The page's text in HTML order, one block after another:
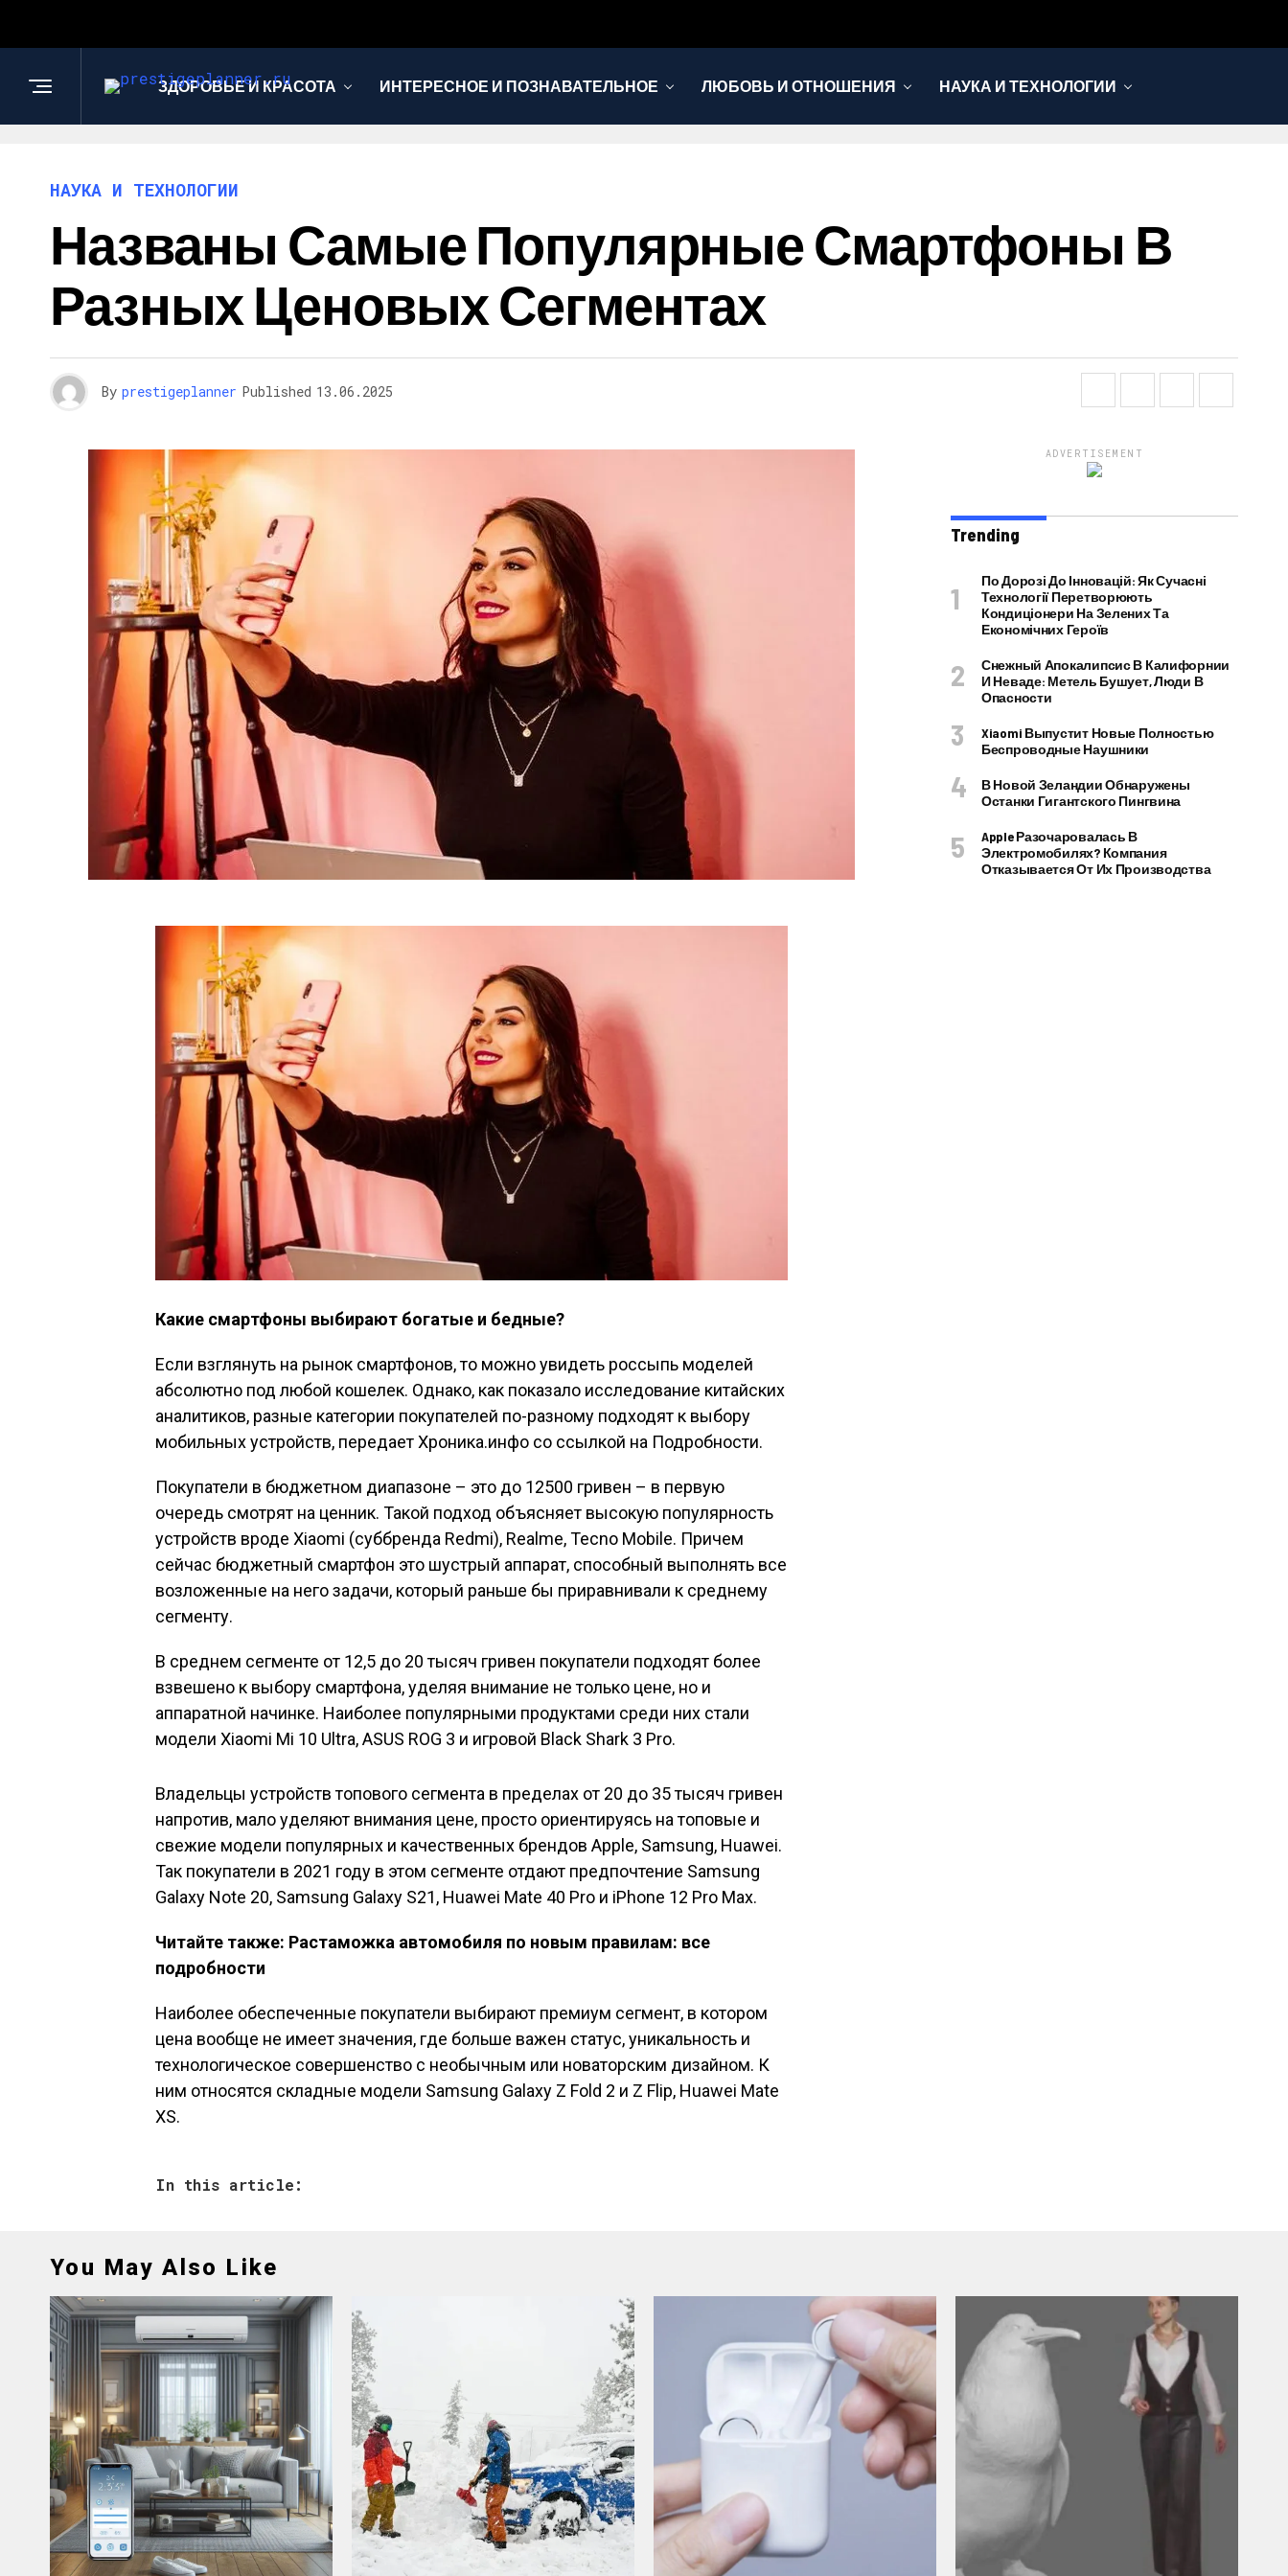
ЗДОРОВЬЕ И КРАСОТА ИНТЕРЕСНОЕ И ПОЗНАВАТЕЛЬНОЕ ЛЮБОВЬ И ОТНОШЕНИЯ НАУКА И ТЕХНОЛОГИИ
НАУКА И ТЕХНОЛОГИИ
Названы Самые Популярные Смартфоны В
Разных Ценовых Сегментах
By prestigeplanner Published 13.06.2025
Какие смартфоны выбирают богатые и бедные?
Если взглянуть на рынок смартфонов, то можно увидеть россыпь моделей
абсолютно под любой кошелек. Однако, как показало исследование китайских
аналитиков, разные категории покупателей по-разному подходят к выбору
мобильных устройств, передает Хроника.инфо со ссылкой на Подробности.
Покупатели в бюджетном диапазоне – это до 12500 гривен – в первую
очередь смотрят на ценник. Такой подход объясняет высокую популярность
устройств вроде Xiaomi (суббренда Redmi), Realme, Tecno Mobile. Причем
сейчас бюджетный смартфон это шустрый аппарат, способный выполнять все
возложенные на него задачи, который раньше бы приравнивали к среднему
сегменту.
В среднем сегменте от 12,5 до 20 тысяч гривен покупатели подходят более
взвешено к выбору смартфона, уделяя внимание не только цене, но и
аппаратной начинке. Наиболее популярными продуктами среди них стали
модели Xiaomi Mi 10 Ultra, ASUS ROG 3 и игровой Black Shark 3 Pro.
Владельцы устройств топового сегмента в пределах от 20 до 35 тысяч гривен
напротив, мало уделяют внимания цене, просто ориентируясь на топовые и
свежие модели популярных и качественных брендов Apple, Samsung, Huawei.
Так покупатели в 2021 году в этом сегменте отдают предпочтение Samsung
Galaxy Note 20, Samsung Galaxy S21, Huawei Mate 40 Pro и iPhone 12 Pro Max.
Читайте также: Растаможка автомобиля по новым правилам: все
подробности
Наиболее обеспеченные покупатели выбирают премиум сегмент, в котором
цена вообще не имеет значения, где больше важен статус, уникальность и
технологическое совершенство с необычным или новаторским дизайном. К
ним относятся складные модели Samsung Galaxy Z Fold 2 и Z Flip, Huawei Mate
XS.
In this article:
ADVERTISEMENT
Trending
По Дорозі До Інновацій: Як Сучасні
Технології Перетворюють
Кондиціонери На Зелених Та
Економічних Героїв
Снежный Апокалипсис В Калифорнии
И Неваде: Метель Бушует, Люди В
Опасности
Xiaomi Выпустит Новые Полностью
Беспроводные Наушники
В Новой Зеландии Обнаружены
Останки Гигантского Пингвина
Apple Разочаровалась В
Электромобилях? Компания
Отказывается От Их Производства
You May Also Like